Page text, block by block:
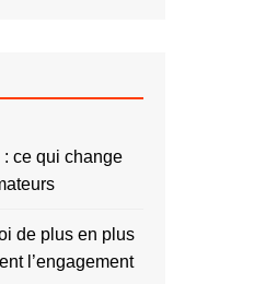
ce qui change
de plus en plus
l’engagement